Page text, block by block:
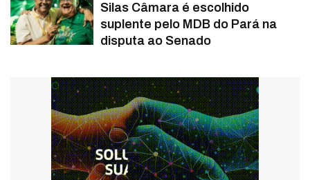
Silas Câmara é escolhido
suplente pelo MDB do Pará na
disputa ao Senado